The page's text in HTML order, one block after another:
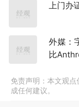
上门办
外媒：
比
免责声明：本文观
成任何建议。